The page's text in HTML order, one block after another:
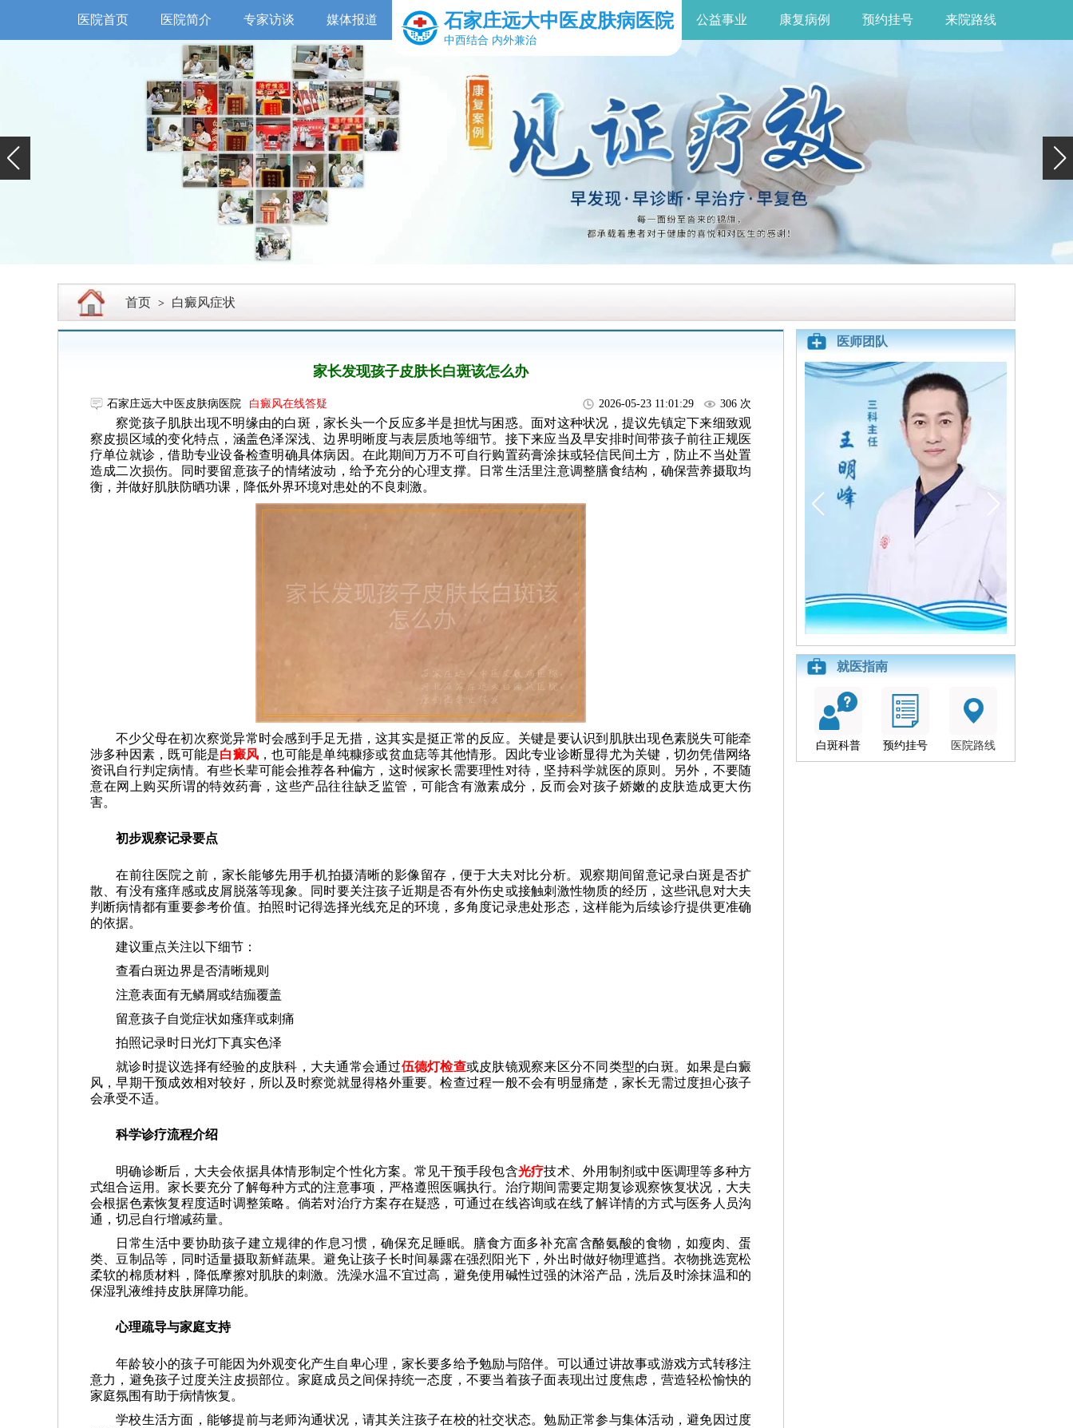
医院首页 医院简介 专家访谈 媒体报道 石家庄远大中医皮肤病医院
中西结合 内外兼治
公益事业 康复病例 预约挂号 来院路线
首页 > 白癜风症状
家长发现孩子皮肤长白斑该怎么办
石家庄远大中医皮肤病医院 白癜风在线答疑 2026-05-23 11:01:29 306 次
察觉孩子肌肤出现不明缘由的白斑，家长头一个反应多半是担忧与困惑。面对这种状况，提议先镇定下来细致观
察皮损区域的变化特点，涵盖色泽深浅、边界明晰度与表层质地等细节。接下来应当及早安排时间带孩子前往正规医
疗单位就诊，借助专业设备检查明确具体病因。在此期间万万不可自行购置药膏涂抹或轻信民间土方，防止不当处置
造成二次损伤。同时要留意孩子的情绪波动，给予充分的心理支撑。日常生活里注意调整膳食结构，确保营养摄取均
衡，并做好肌肤防晒功课，降低外界环境对患处的不良刺激。
不少父母在初次察觉异常时会感到手足无措，这其实是挺正常的反应。关键是要认识到肌肤出现色素脱失可能牵
涉多种因素，既可能是白癜风 ，也可能是单纯糠疹或贫血痣等其他情形。因此专业诊断显得尤为关键，切勿凭借网络
资讯自行判定病情。有些长辈可能会推荐各种偏方，这时候家长需要理性对待，坚持科学就医的原则。另外，不要随
意在网上购买所谓的特效药膏，这些产品往往缺乏监管，可能含有激素成分，反而会对孩子娇嫩的皮肤造成更大伤
害。
初步观察记录要点
在前往医院之前，家长能够先用手机拍摄清晰的影像留存，便于大夫对比分析。观察期间留意记录白斑是否扩
散、有没有瘙痒感或皮屑脱落等现象。同时要关注孩子近期是否有外伤史或接触刺激性物质的经历，这些讯息对大夫
判断病情都有重要参考价值。拍照时记得选择光线充足的环境，多角度记录患处形态，这样能为后续诊疗提供更准确
的依据。
建议重点关注以下细节：
查看白斑边界是否清晰规则
注意表面有无鳞屑或结痂覆盖
留意孩子自觉症状如瘙痒或刺痛
拍照记录时日光灯下真实色泽
就诊时提议选择有经验的皮肤科，大夫通常会通过伍德灯检查或皮肤镜观察来区分不同类型的白斑。如果是白癜
风，早期干预成效相对较好，所以及时察觉就显得格外重要。检查过程一般不会有明显痛楚，家长无需过度担心孩子
会承受不适。
科学诊疗流程介绍
明确诊断后，大夫会依据具体情形制定个性化方案。常见干预手段包含光疗技术、外用制剂或中医调理等多种方
式组合运用。家长要充分了解每种方式的注意事项，严格遵照医嘱执行。治疗期间需要定期复诊观察恢复状况，大夫
会根据色素恢复程度适时调整策略。倘若对治疗方案存在疑惑，可通过在线咨询或在线了解详情的方式与医务人员沟
通，切忌自行增减药量。
日常生活中要协助孩子建立规律的作息习惯，确保充足睡眠。膳食方面多补充富含酪氨酸的食物，如瘦肉、蛋
类、豆制品等，同时适量摄取新鲜蔬果。避免让孩子长时间暴露在强烈阳光下，外出时做好物理遮挡。衣物挑选宽松
柔软的棉质材料，降低摩擦对肌肤的刺激。洗澡水温不宜过高，避免使用碱性过强的沐浴产品，洗后及时涂抹温和的
保湿乳液维持皮肤屏障功能。
心理疏导与家庭支持
年龄较小的孩子可能因为外观变化产生自卑心理，家长要多给予勉励与陪伴。可以通过讲故事或游戏方式转移注
意力，避免孩子过度关注皮损部位。家庭成员之间保持统一态度，不要当着孩子面表现出过度焦虑，营造轻松愉快的
家庭氛围有助于病情恢复。
学校生活方面，能够提前与老师沟通状况，请其关注孩子在校的社交状态。勉励正常参与集体活动，避免因过度
医师团队
就医指南
白斑科普 预约挂号 医院路线